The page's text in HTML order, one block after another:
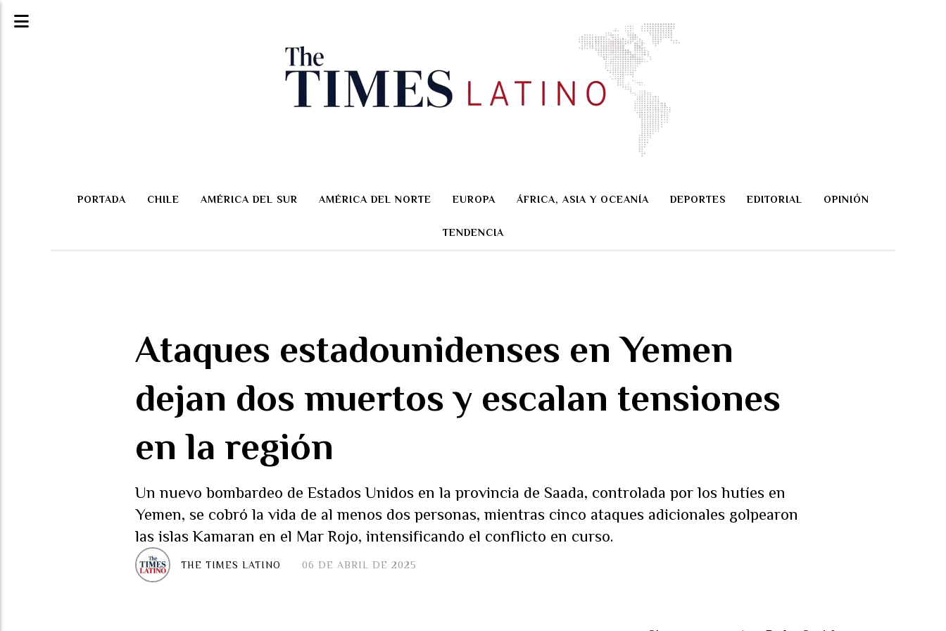
PORTADA CHILE AMÉRICA DEL SUR AMÉRICA DEL NORTE EUROPA ÁFRICA, ASIA Y OCEANÍA DEPORTES EDITORIAL OPINIÓN
TENDENCIA
Ataques estadounidenses en Yemen
dejan dos muertos y escalan tensiones
en la región
Un nuevo bombardeo de Estados Unidos en la provincia de Saada, controlada por los hutíes en
Yemen, se cobró la vida de al menos dos personas, mientras cinco ataques adicionales golpearon
las islas Kamaran en el Mar Rojo, intensificando el conflicto en curso.
06 DE ABRIL DE 2025
THE TIMES LATINO